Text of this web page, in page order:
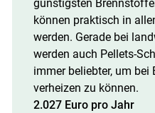
günstigsten
können praktisch in
werden. Gerade bei
werden auch Pellets-
immer beliebter, um bei
verheizen zu können.
2.027 Euro pro Jahr